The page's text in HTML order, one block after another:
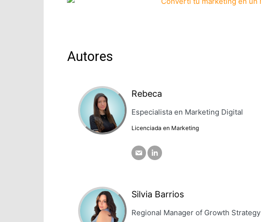
Autores
Rebeca
Especialista en Marketing Digital
Licenciada en Marketing
Silvia Barrios
Regional Manager of Growth Strategy